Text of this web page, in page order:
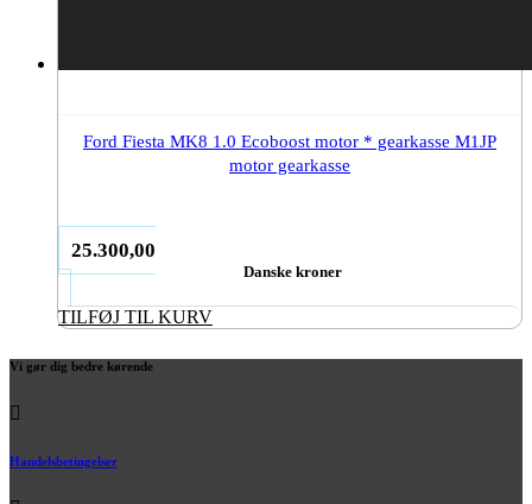
Ford Fiesta MK8 1.0 Ecoboost motor * gearkasse M1JP
motor gearkasse
25.300,00
Danske kroner
TILFØJ TIL KURV
Vi gør dig bedre kørende
Handelsbetingelser